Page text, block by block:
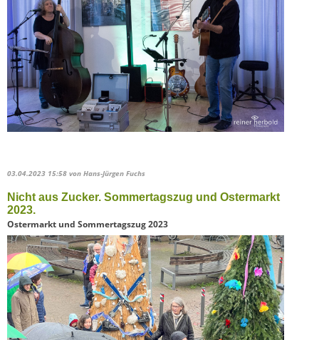
03.04.2023 15:58 von Hans-Jürgen Fuchs
Nicht aus Zucker. Sommertagszug und Ostermarkt
2023.
Ostermarkt und Sommertagszug 2023